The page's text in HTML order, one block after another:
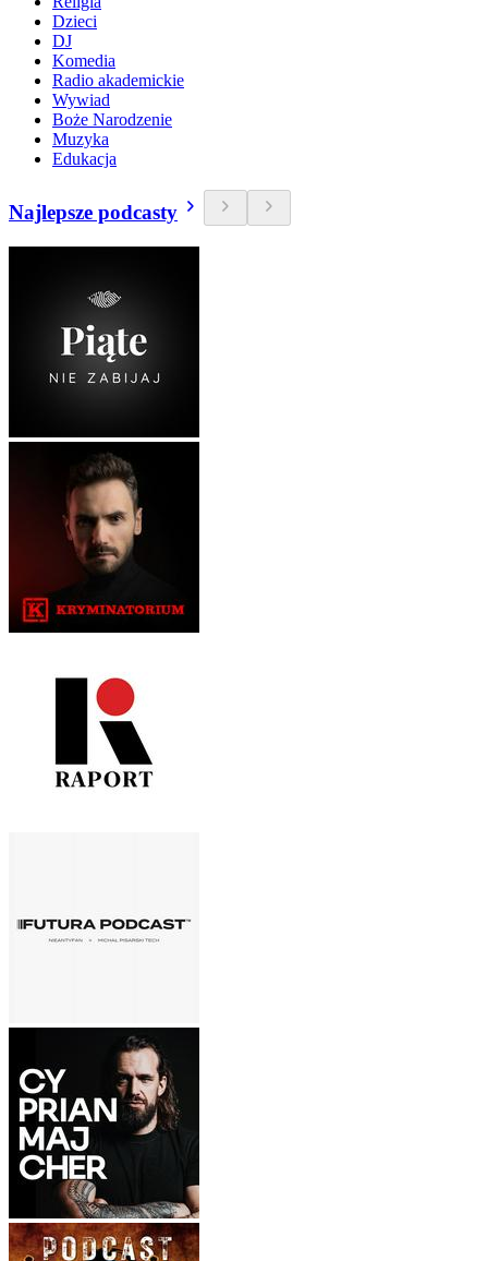
Dzieci
DJ
Komedia
Radio akademickie
Wywiad
Boże Narodzenie
Muzyka
Edukacja
Najlepsze podcasty